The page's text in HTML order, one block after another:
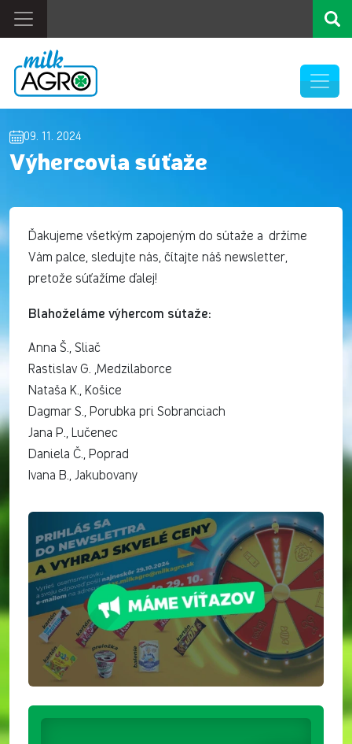
09. 11. 2024
Výhercovia súťaže
Ďakujeme všetkým zapojeným do sútaže a držíme
Vám palce, sledujte nás, čítajte náš newsletter,
pretože súťažíme ďalej!
Blahoželáme výhercom sútaže:
Anna Š., Sliač
Rastislav G. ,Medzilaborce
Nataša K., Košice
Dagmar S., Porubka pri Sobranciach
Jana P., Lučenec
Daniela Č., Poprad
Ivana B., Jakubovany